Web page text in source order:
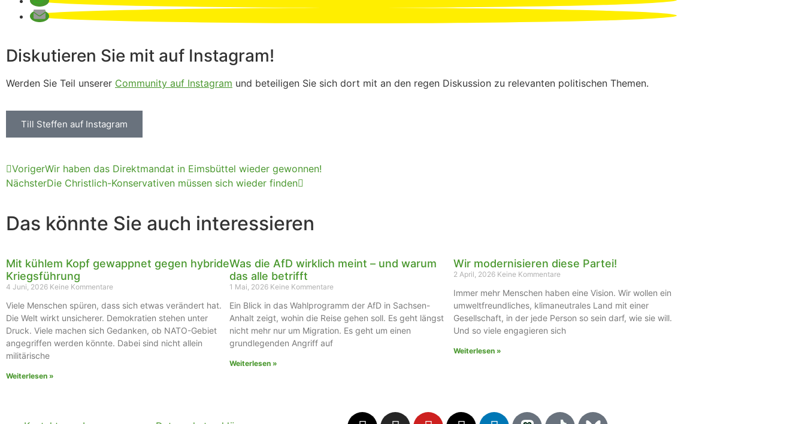
Diskutieren Sie mit auf Instagram!
Werden Sie Teil unserer Community auf Instagram und beteiligen Sie sich dort mit an den regen Diskussion zu relevanten politischen Themen.
Till Steffen auf Instagram
VorigerWir haben das Direktmandat in Eimsbüttel wieder gewonnen!
NächsterDie Christlich-Konservativen müssen sich wieder finden
Das könnte Sie auch interessieren
Mit kühlem Kopf gewappnet gegen hybride
Kriegsführung
4 Juni, 2026 Keine Kommentare
Viele Menschen spüren, dass sich etwas verändert hat.
Die Welt wirkt unsicherer. Demokratien stehen unter
Druck. Viele machen sich Gedanken, ob NATO-Gebiet
angegriffen werden könnte. Dabei sind nicht allein
militärische
Weiterlesen »
Was die AfD wirklich meint – und warum
das alle betrifft
1 Mai, 2026 Keine Kommentare
Ein Blick in das Wahlprogramm der AfD in Sachsen-
Anhalt zeigt, wohin die Reise gehen soll. Es geht längst
nicht mehr nur um Migration. Es geht um einen
grundlegenden Angriff auf
Weiterlesen »
Wir modernisieren diese Partei!
2 April, 2026 Keine Kommentare
Immer mehr Menschen haben eine Vision. Wir wollen ein
umweltfreundliches, klimaneutrales Land mit einer
Gesellschaft, in der jede Person so sein darf, wie sie will.
Und so viele engagieren sich
Weiterlesen »